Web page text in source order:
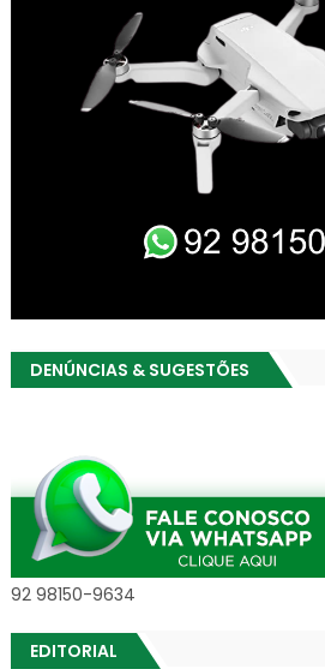
DENÚNCIAS & SUGESTÕES
92 98150-9634
EDITORIAL